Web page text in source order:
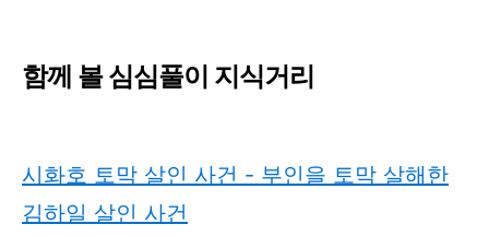
함께 볼 심심풀이 지식거리
시화호 토막 살인 사건 - 부인을 토막 살해한
김하일 살인 사건